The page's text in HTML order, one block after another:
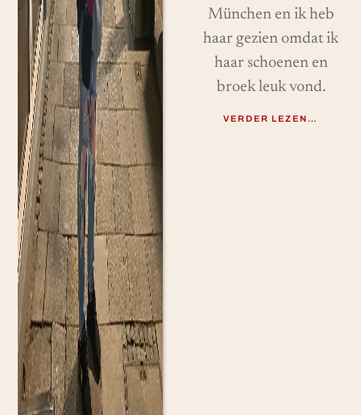
München en ik heb
haar gezien omdat ik
haar schoenen en
broek leuk vond.
VERDER LEZEN…